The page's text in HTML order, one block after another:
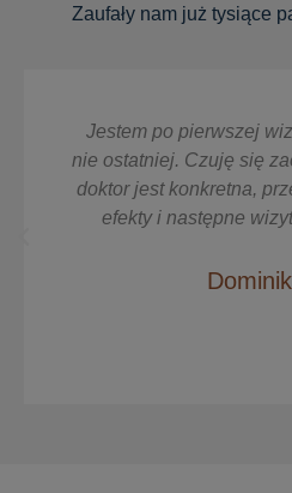
Zaufały nam już tysiące
Jestem po pierwszej
nie ostatniej. Czuję się
doktor jest konkretna,
efekty i następne